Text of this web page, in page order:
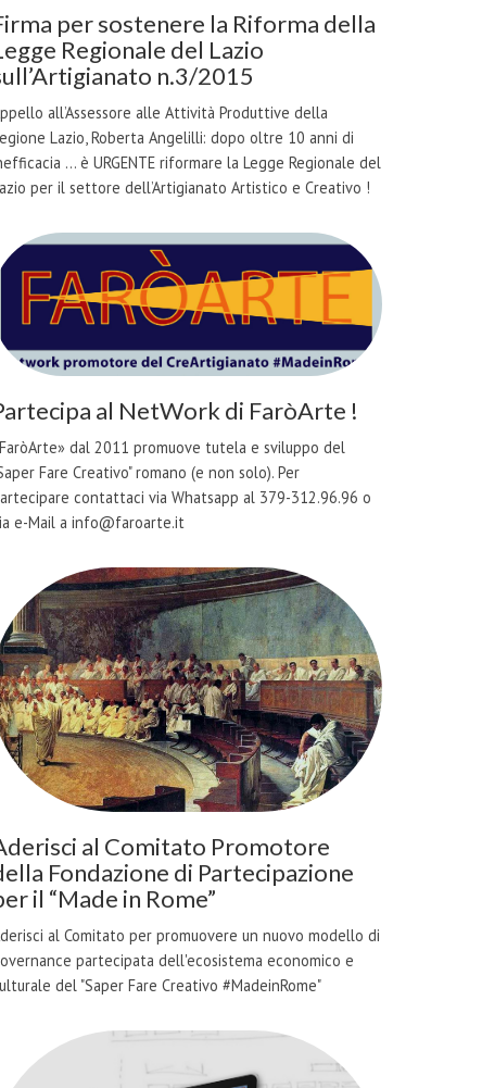
per sostenere la Riforma della
Regionale del Lazio
n.3/2015
all’Assessore alle Attività Produttive della
Lazio, Roberta Angelilli: dopo oltre 10 anni di
... è URGENTE riformare la Legge Regionale del
per il settore dell’Artigianato Artistico e Creativo !
al NetWork di FaròArte !
dal 2011 promuove tutela e sviluppo del
Fare Creativo" romano (e non solo). Per
contattaci via Whatsapp al 379-312.96.96 o
e-Mail a info@faroarte.it
al Comitato Promotore
Fondazione di Partecipazione
il “Made in Rome”
al Comitato per promuovere un nuovo modello di
partecipata dell'ecosistema economico e
del "Saper Fare Creativo #MadeinRome"